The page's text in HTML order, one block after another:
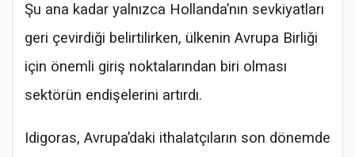
Şu ana kadar yalnızca Hollanda’nın sevkiyatları
geri çevirdiği belirtilirken, ülkenin Avrupa Birliği
için önemli giriş noktalarından biri olması
sektörün endişelerini artırdı.
Idigoras, Avrupa’daki ithalatçıların son dönemde